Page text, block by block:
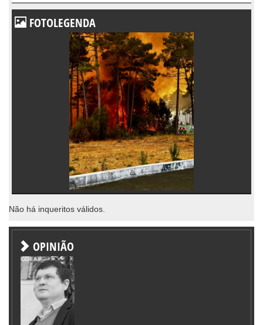
FOTOLEGENDA
Não há inqueritos válidos.
OPINIÃO